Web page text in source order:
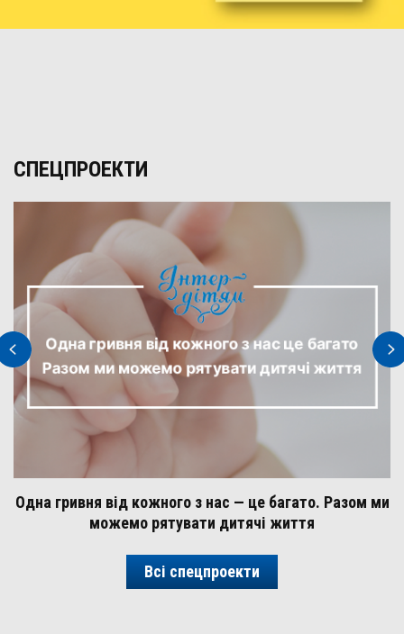
СПЕЦПРОЕКТИ
Одна гривня від кожного з нас — це багато. Разом ми
можемо рятувати дитячі життя
Всі спецпроекти